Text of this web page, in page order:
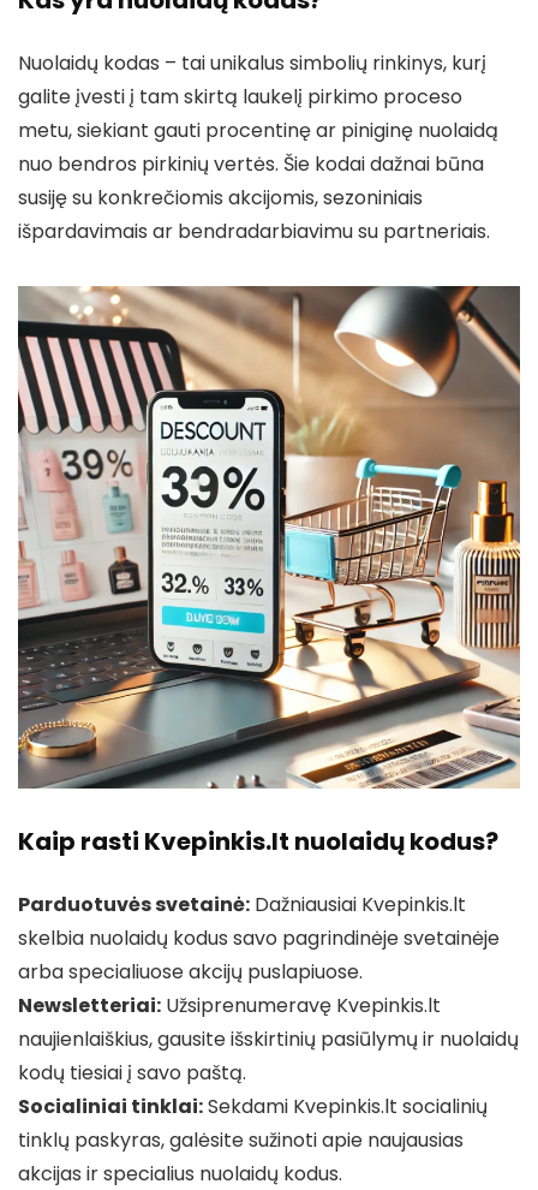
Nuolaidų kodas – tai unikalus simbolių rinkinys, kurį
galite įvesti į tam skirtą laukelį pirkimo proceso
metu, siekiant gauti procentinę ar piniginę nuolaidą
nuo bendros pirkinių vertės. Šie kodai dažnai būna
susiję su konkrečiomis akcijomis, sezoniniais
išpardavimais ar bendradarbiavimu su partneriais.
Kaip rasti Kvepinkis.lt nuolaidų kodus?
Parduotuvės svetainė: Dažniausiai Kvepinkis.lt
skelbia nuolaidų kodus savo pagrindinėje svetainėje
arba specialiuose akcijų puslapiuose.
Newsletteriai: Užsiprenumeravę Kvepinkis.lt
naujienlaiškius, gausite išskirtinių pasiūlymų ir nuolaidų
kodų tiesiai į savo paštą.
Socialiniai tinklai:Sekdami Kvepinkis.lt socialinių
tinklų paskyras, galėsite sužinoti apie naujausias
akcijas ir specialius nuolaidų kodus.